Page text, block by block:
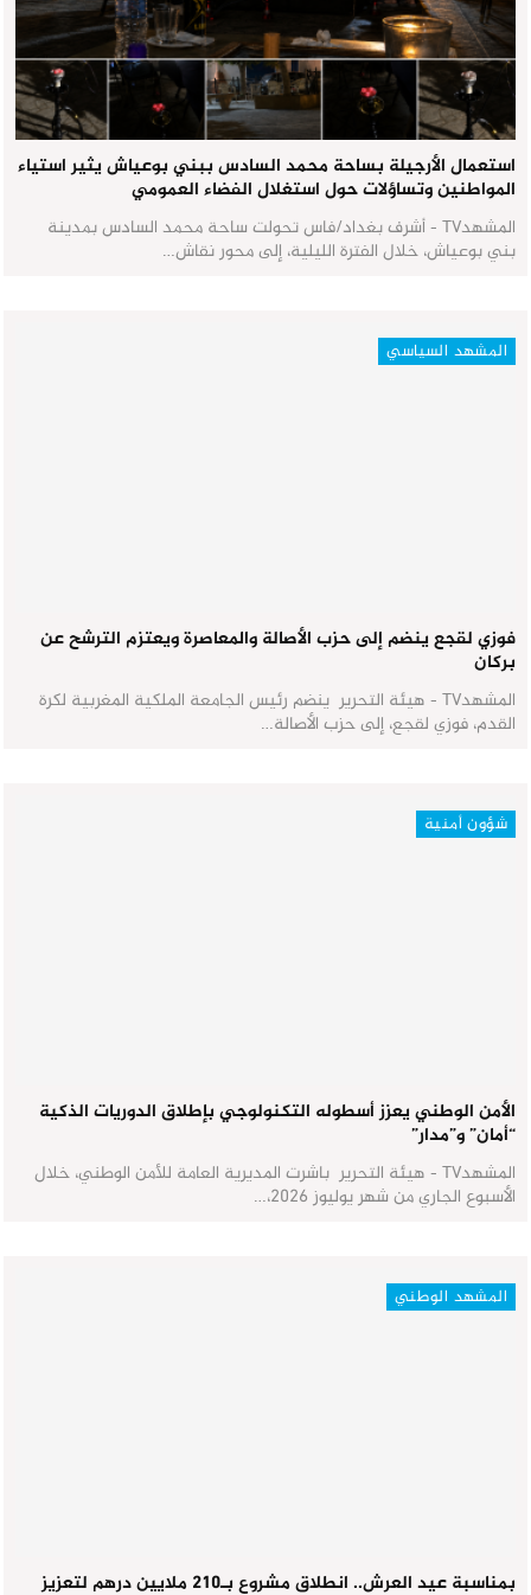
استعمال الأرجيلة بساحة محمد السادس ببني بوعياش يثير استياء
المواطنين وتساؤلات حول استغلال الفضاء العمومي
المشهدTV - أشرف بغداد/فاس تحولت ساحة محمد السادس بمدينة
بني بوعياش، خلال الفترة الليلية، إلى محور نقاش…
المشهد السياسي
فوزي لقجع ينضم إلى حزب الأصالة والمعاصرة ويعتزم الترشح عن
بركان
المشهدTV - هيئة التحرير ينضم رئيس الجامعة الملكية المغربية لكرة
القدم، فوزي لقجع، إلى حزب الأصالة…
شؤون أمنية
الأمن الوطني يعزز أسطوله التكنولوجي بإطلاق الدوريات الذكية
“أمان” و”مدار”
المشهدTV - هيئة التحرير باشرت المديرية العامة للأمن الوطني، خلال
الأسبوع الجاري من شهر يوليوز 2026،…
المشهد الوطني
بمناسبة عيد العرش.. انطلاق مشروع بـ210 ملايين درهم لتعزيز